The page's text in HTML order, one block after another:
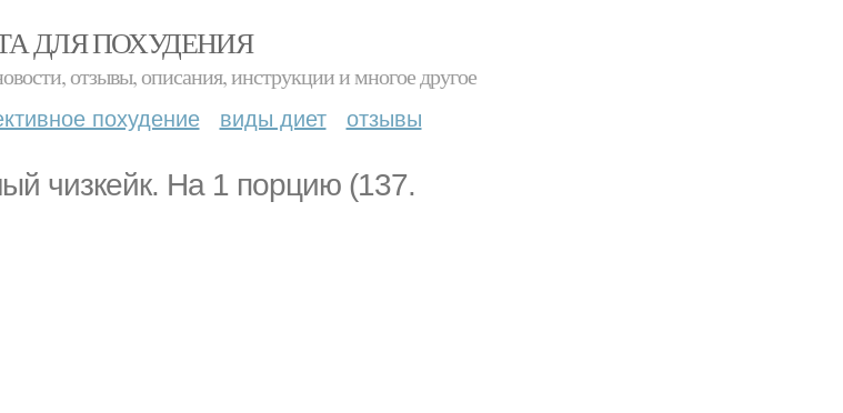
ДЛЯ ПОХУДЕНИЯ
отзывы, описания, инструкции и многое другое
похудение виды диет отзывы
чизкейк. На 1 порцию (137.